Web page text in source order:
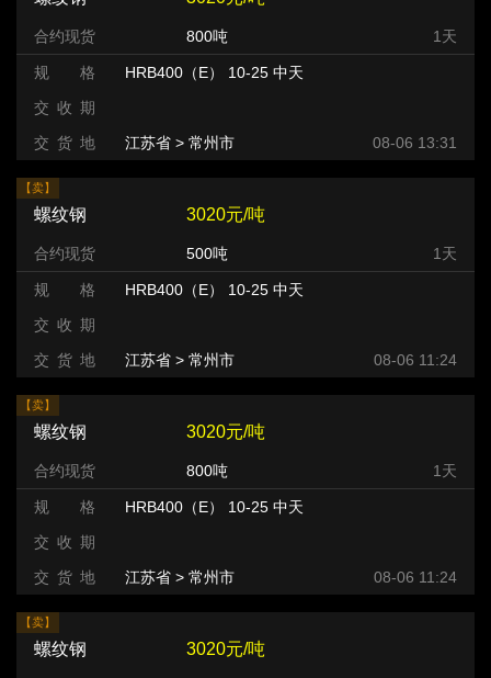
合约现货 800吨 1天
规 格
HRB400（E） 10-25 中天
交 收 期
交 货 地
江苏省 > 常州市 > 08-06 13:31
【卖】
螺纹钢 3020元/吨
合约现货 500吨 1天
规 格
HRB400（E） 10-25 中天
交 收 期
交 货 地
江苏省 > 常州市 > 08-06 11:24
【卖】
螺纹钢 3020元/吨
合约现货 800吨 1天
规 格
HRB400（E） 10-25 中天
交 收 期
交 货 地
江苏省 > 常州市 > 08-06 11:24
【卖】
螺纹钢 3020元/吨